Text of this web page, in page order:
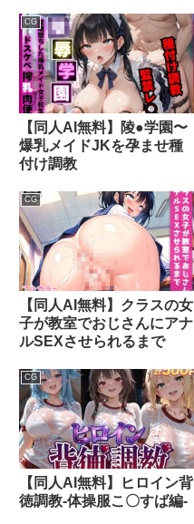
CG
【同人AI無料】陵●学園〜
爆乳メイドJKを孕ませ種
付け調教
CG
【同人AI無料】クラスの女
子が教室でおじさんにアナ
ルSEXさせられるまで
CG
【同人AI無料】ヒロイン背
徳調教-体操服こ〇すば編-